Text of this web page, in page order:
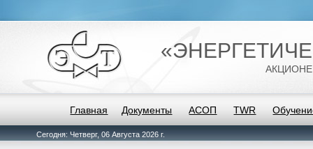
Главная Документы АСОП TWR
Сегодня: Четверг, 06 Августа 2026 г.